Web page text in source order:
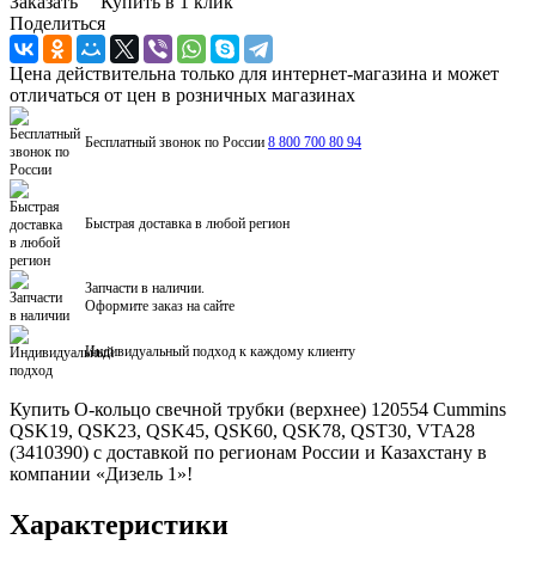
Поделиться
Цена действительна только для интернет-магазина и может
отличаться от цен в розничных магазинах
Бесплатный звонок по России 8 800 700 80 94
Быстрая доставка в любой регион
Запчасти в наличии.
Оформите заказ на сайте
Индивидуальный подход к каждому клиенту
Купить О-кольцо свечной трубки (верхнее) 120554 Cummins
QSK19, QSK23, QSK45, QSK60, QSK78, QST30, VTA28
(3410390) с доставкой по регионам России и Казахстану в
компании «Дизель 1»!
Характеристики